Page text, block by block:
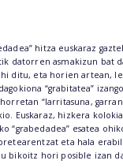
hitza euskaraz
datorren asmakizun bat
ditu, eta horien artean,
“grabitatea”
“larritasuna,
Euskaraz, hizkera
“grabedadea” esatea
eta hala
bikoitz hori posible izan